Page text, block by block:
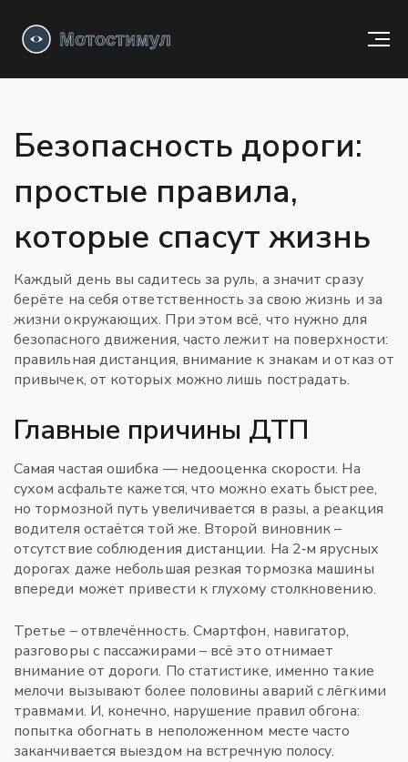
Безопасность дороги:
простые правила,
которые спасут жизнь
Каждый день вы садитесь за руль, а значит сразу
берёте на себя ответственность за свою жизнь и за
жизни окружающих. При этом всё, что нужно для
безопасного движения, часто лежит на поверхности:
правильная дистанция, внимание к знакам и отказ от
привычек, от которых можно лишь пострадать.
Главные причины ДТП
Самая частая ошибка — недооценка скорости. На
сухом асфальте кажется, что можно ехать быстрее,
но тормозной путь увеличивается в разы, а реакция
водителя остаётся той же. Второй виновник –
отсутствие соблюдения дистанции. На 2‑м ярусных
дорогах даже небольшая резкая тормозка машины
впереди может привести к глухому столкновению.
Третье – отвлечённость. Смартфон, навигатор,
разговоры с пассажирами – всё это отнимает
внимание от дороги. По статистике, именно такие
мелочи вызывают более половины аварий с лёгкими
травмами. И, конечно, нарушение правил обгона:
попытка обогнать в неположенном месте часто
заканчивается выездом на встречную полосу.